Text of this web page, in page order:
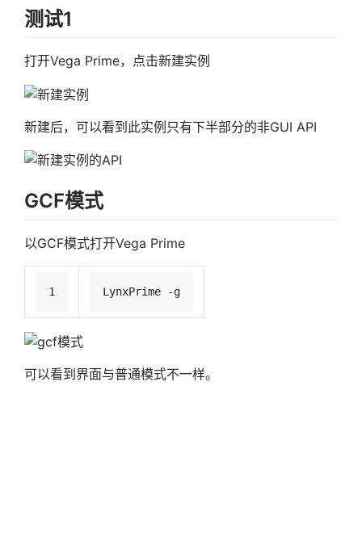
测试1
打开Vega Prime，点击新建实例
新建后，可以看到此实例只有下半部分的非GUI API
GCF模式
以GCF模式打开Vega Prime
1 LynxPrime -g
可以看到界面与普通模式不一样。